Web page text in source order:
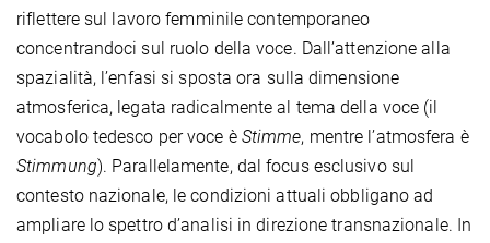
riflettere sul lavoro femminile contemporaneo
concentrandoci sul ruolo della voce. Dall’attenzione alla
spazialità, l’enfasi si sposta ora sulla dimensione
atmosferica, legata radicalmente al tema della voce (il
vocabolo tedesco per voce è Stimme, mentre l’atmosfera è
Stimmung). Parallelamente, dal focus esclusivo sul
contesto nazionale, le condizioni attuali obbligano ad
ampliare lo spettro d’analisi in direzione transnazionale. In